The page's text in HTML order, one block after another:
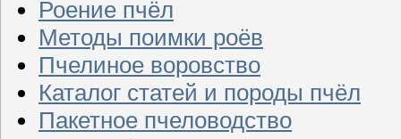
Роение пчёл
Методы поимки роёв
Пчелиное воровство
Каталог статей и породы пчёл
Пакетное пчеловодство